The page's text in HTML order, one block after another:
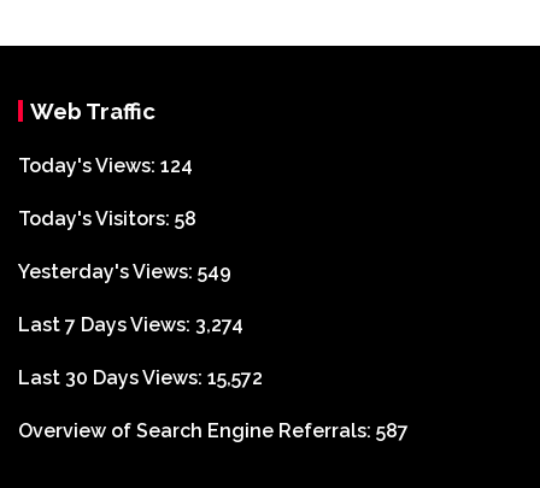
Web Traffic
Today's Views: 124
Today's Visitors: 58
Yesterday's Views: 549
Last 7 Days Views: 3,274
Last 30 Days Views: 15,572
Overview of Search Engine Referrals: 587